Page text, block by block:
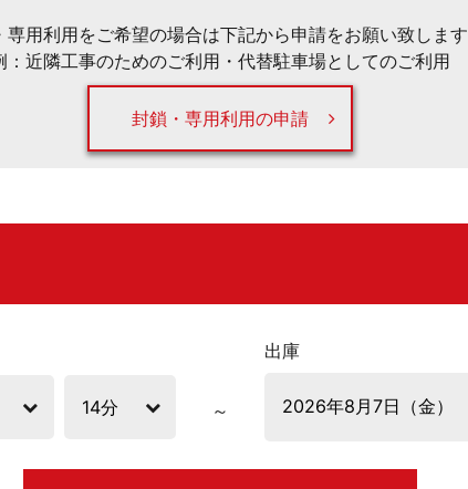
専用利用をご希望の場合は下記から申請をお願い致しま
：近隣工事のためのご利用・代替駐車場としてのご利用
封鎖・専用利用の申請
出庫